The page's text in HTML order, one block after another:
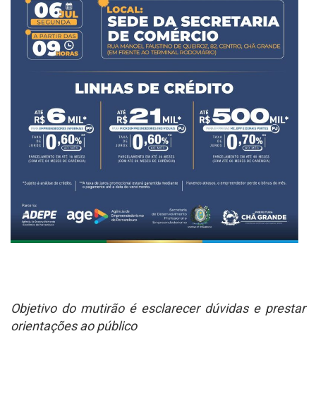
Objetivo do mutirão é esclarecer dúvidas e prestar
orientações ao público